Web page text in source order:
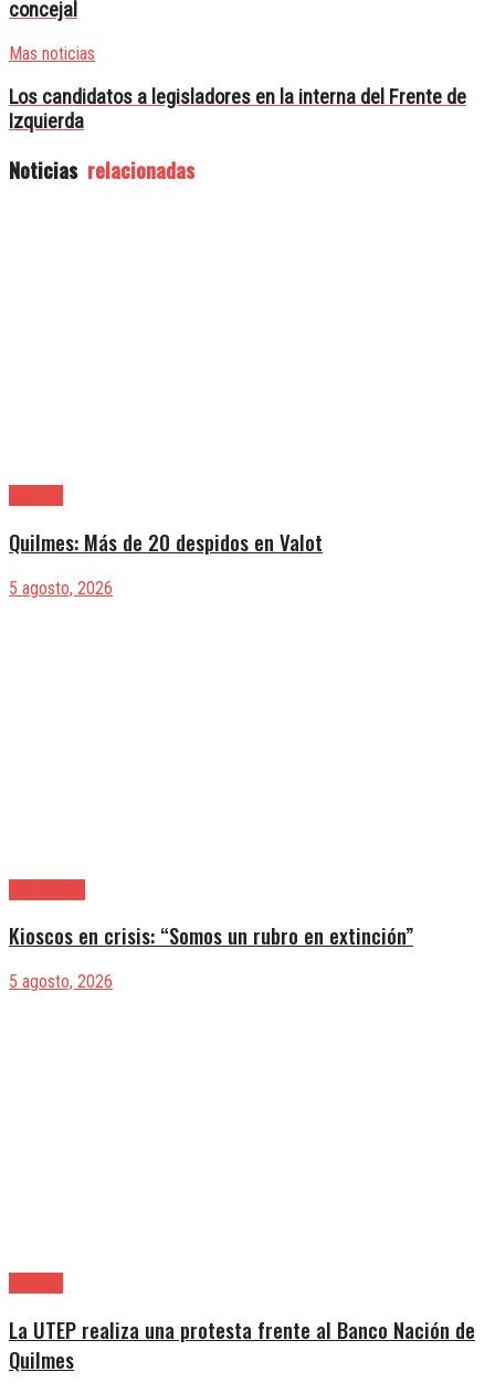
concejal
Mas noticias
Los candidatos a legisladores en la interna del Frente de
Izquierda
Noticias relacionadas
Quilmes: Más de 20 despidos en Valot
5 agosto, 2026
Kioscos en crisis: “Somos un rubro en extinción”
5 agosto, 2026
La UTEP realiza una protesta frente al Banco Nación de
Quilmes